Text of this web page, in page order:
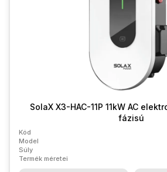
SolaX X3-HAC-11P 11kW AC
fázisú
Kód
Model
Súly
Termék méretei